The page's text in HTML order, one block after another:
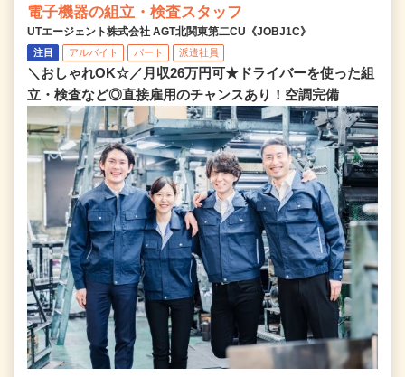
電子機器の組立・検査スタッフ
UTエージェント株式会社 AGT北関東第二CU《JOBJ1C》
注目 アルバイト パート 派遣社員
＼おしゃれOK☆／月収26万円可★ドライバーを使った組
立・検査など◎直接雇用のチャンスあり！空調完備